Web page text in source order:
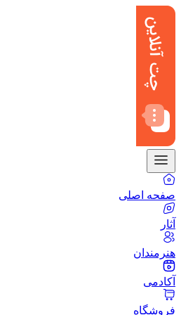
صفحه اصلی
آثار
هنرمندان
آکادمی
فروشگاه